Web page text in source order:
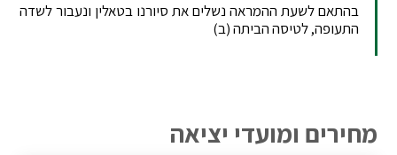
בהתאם לשעת ההמראה נשלים את סיורנו בטאלין ונעבור לשדה
התעופה, לטיסה הביתה (ב)
מחירים ומועדי יציאה